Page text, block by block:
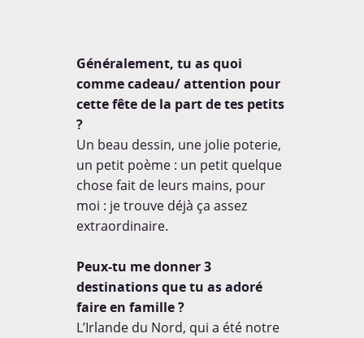
Généralement, tu as quoi
comme cadeau/ attention pour
cette fête de la part de tes petits
?
Un beau dessin, une jolie poterie,
un petit poème : un petit quelque
chose fait de leurs mains, pour
moi : je trouve déjà ça assez
extraordinaire.
Peux-tu me donner 3
destinations que tu as adoré
faire en famille ?
L’Irlande du Nord, qui a été notre